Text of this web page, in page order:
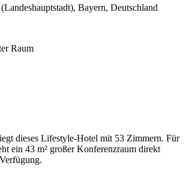
, Bayern, Deutschland
Raum
dieses Lifestyle-Hotel mit 53 Zimmern. Für
ein 43 m² großer Konferenzraum direkt